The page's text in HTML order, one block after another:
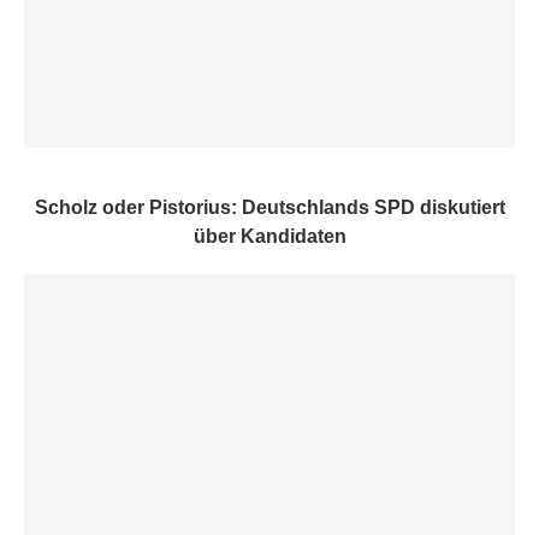
Scholz oder Pistorius: Deutschlands SPD diskutiert
über Kandidaten